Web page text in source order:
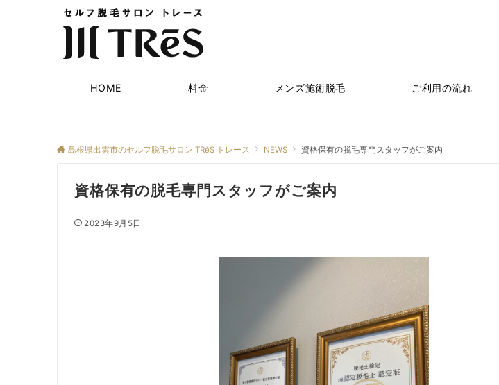
HOME 料金 メンズ施術脱毛 ご利用の流れ
島根県出雲市のセルフ脱毛サロン TRéS トレース NEWS 資格保有の脱毛専門スタッフがご案内
資格保有の脱毛専門スタッフがご案内
2023年9月5日